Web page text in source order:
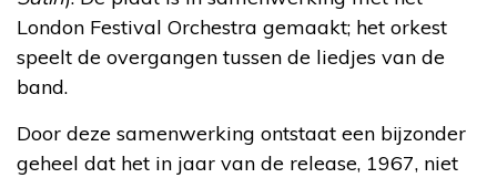
London Festival Orchestra gemaakt; het orkest
speelt de overgangen tussen de liedjes van de
band.
Door deze samenwerking ontstaat een bijzonder
geheel dat het in jaar van de release, 1967, niet